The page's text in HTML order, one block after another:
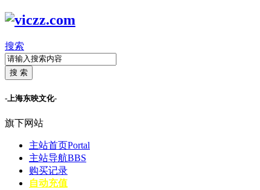
搜索
搜 索
-上海东映文化-
旗下网站
主站首页Portal
主站导航BBS
购买记录
自动充值